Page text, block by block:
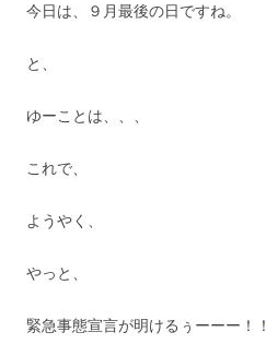
今日は、９月最後の日ですね。
と、
ゆーことは、、、
これで、
ようやく、
やっと、
緊急事態宣言が明けるぅーーー！！